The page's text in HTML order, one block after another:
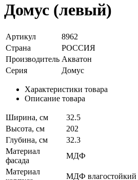
Домус (левый)
Артикул
8962
Страна
РОССИЯ
Производитель Акватон
Серия
Домус
Характеристики товара
Описание товара
Ширина, см
32.5
Высота, см
202
Глубина, см
32.3
Материал
фасада
МДФ
Материал
МДФ влагостойкий